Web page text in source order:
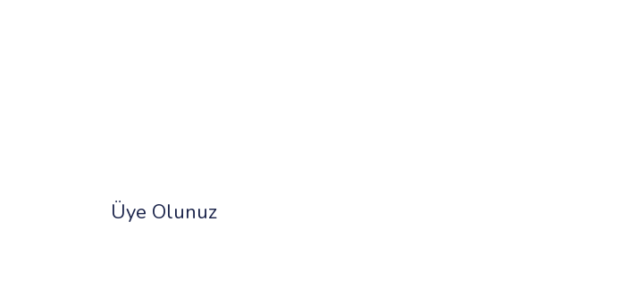
Üye Olunuz